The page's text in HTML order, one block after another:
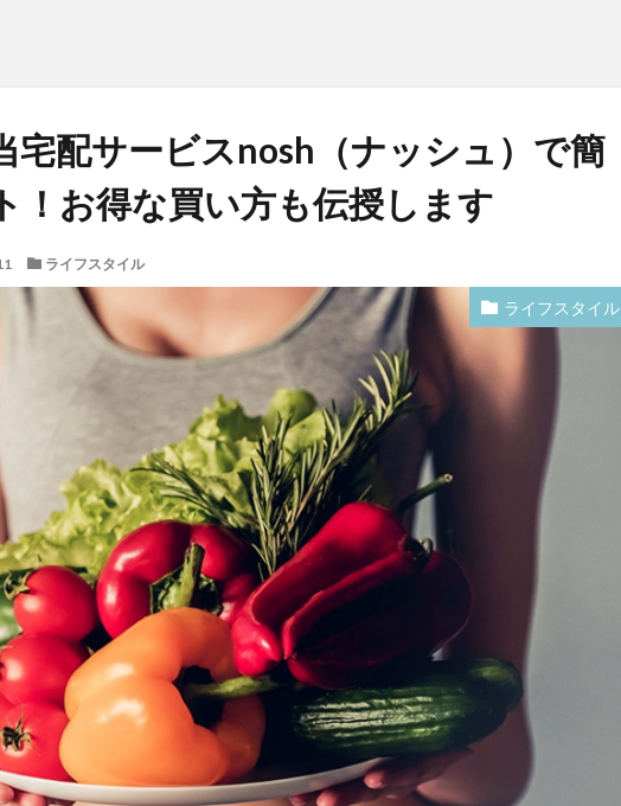
宅配サービスnosh（ナッシュ）で簡
！お得な買い方も伝授します
ライフスタイル
ライフスタイル